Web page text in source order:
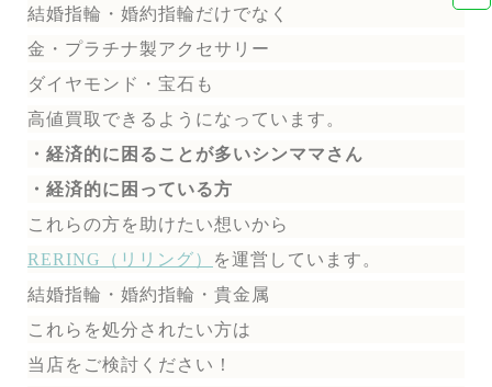
結婚指輪・婚約指輪だけでなく
金・プラチナ製アクセサリー
ダイヤモンド・宝石も
高値買取できるようになっています。
・経済的に困ることが多いシンママさん
・経済的に困っている方
これらの方を助けたい想いから
RERING（リリング）
を運営しています。
結婚指輪・婚約指輪・貴金属
これらを処分されたい方は
当店をご検討ください！